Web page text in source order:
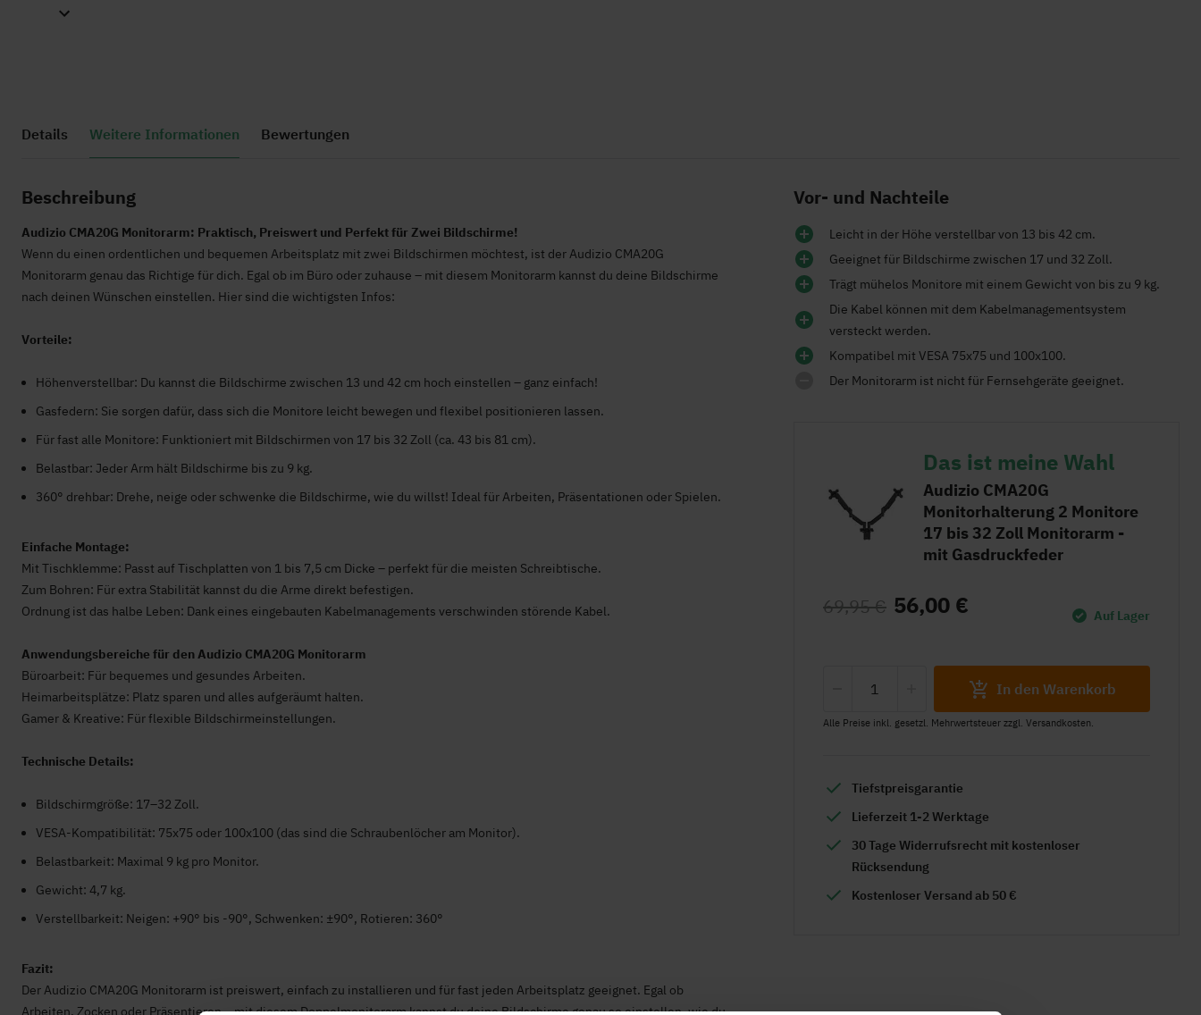
der
Details Weitere Informationen Bewertungen
Beschreibung
Audizio CMA20G Monitorarm: Praktisch, Preiswert und Perfekt für Zwei Bildschirme!
Wenn du einen ordentlichen und bequemen Arbeitsplatz mit zwei Bildschirmen möchtest, ist der Audizio CMA20G
Monitorarm genau das Richtige für dich. Egal ob im Büro oder zuhause – mit diesem Monitorarm kannst du deine Bildschirme
nach deinen Wünschen einstellen. Hier sind die wichtigsten Infos:
Vorteile:
Höhenverstellbar: Du kannst die Bildschirme zwischen 13 und 42 cm hoch einstellen – ganz einfach!
Gasfedern: Sie sorgen dafür, dass sich die Monitore leicht bewegen und flexibel positionieren lassen.
Für fast alle Monitore: Funktioniert mit Bildschirmen von 17 bis 32 Zoll (ca. 43 bis 81 cm).
Belastbar: Jeder Arm hält Bildschirme bis zu 9 kg.
360° drehbar: Drehe, neige oder schwenke die Bildschirme, wie du willst! Ideal für Arbeiten, Präsentationen oder Spielen.
Einfache Montage:
Mit Tischklemme: Passt auf Tischplatten von 1 bis 7,5 cm Dicke – perfekt für die meisten Schreibtische.
Zum Bohren: Für extra Stabilität kannst du die Arme direkt befestigen.
Ordnung ist das halbe Leben: Dank eines eingebauten Kabelmanagements verschwinden störende Kabel.
Anwendungsbereiche für den Audizio CMA20G Monitorarm
Büroarbeit: Für bequemes und gesundes Arbeiten.
Heimarbeitsplätze: Platz sparen und alles aufgeräumt halten.
Gamer & Kreative: Für flexible Bildschirmeinstellungen.
Technische Details:
Bildschirmgröße: 17–32 Zoll.
VESA-Kompatibilität: 75x75 oder 100x100 (das sind die Schraubenlöcher am Monitor).
Belastbarkeit: Maximal 9 kg pro Monitor.
Gewicht: 4,7 kg.
Verstellbarkeit: Neigen: +90° bis -90°, Schwenken: ±90°, Rotieren: 360°
Fazit:
Der Audizio CMA20G Monitorarm ist preiswert, einfach zu installieren und für fast jeden Arbeitsplatz geeignet. Egal ob
Arbeiten, Zocken oder Präsentieren – mit diesem Doppelmonitorarm kannst du deine Bildschirme genau so einstellen, wie du
Vor- und Nachteile
Leicht in der Höhe verstellbar von 13 bis 42 cm.
Geeignet für Bildschirme zwischen 17 und 32 Zoll.
Trägt mühelos Monitore mit einem Gewicht von bis zu 9 kg.
Die Kabel können mit dem Kabelmanagementsystem
versteckt werden.
Kompatibel mit VESA 75x75 und 100x100.
Der Monitorarm ist nicht für Fernsehgeräte geeignet.
Das ist meine Wahl
Audizio CMA20G
Monitorhalterung 2 Monitore
17 bis 32 Zoll Monitorarm -
mit Gasdruckfeder
Alle Preise inkl. gesetzl. Mehrwertsteuer zzgl. Versandkosten.
56,00 €
69,95 € Auf Lager
In den Warenkorb
Tiefstpreisgarantie
Lieferzeit 1-2 Werktage
30 Tage Widerrufsrecht mit kostenloser
Rücksendung
Kostenloser Versand ab 50 €